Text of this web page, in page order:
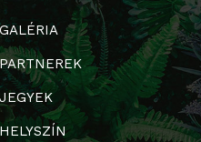
GALÉRIA
PARTNEREK
JEGYEK
HELYSZÍN